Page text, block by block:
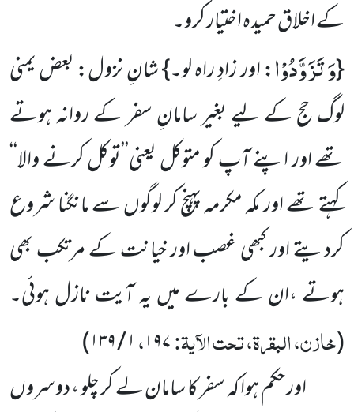
کے اخلاق حمیدہ اختیار کرو۔
{وَ تَزَوَّدُوْا: اور زادِ راہ لو۔} شانِ نزول: بعض یمنی
لوگ حج کے لیے بغیر سامانِ سفر کے روانہ ہوتے
تھے اور اپنے آپ کو متوکل یعنی’’توکل کرنے والا‘‘
کہتے تھے اور مکہ مکرمہ پہنچ کر لوگوں سے مانگنا شروع
کردیتے اور کبھی غصب اور خیانت کے مرتکب بھی
ہوتے ،ان کے بارے میں یہ آیت نازل ہوئی۔
(خازن، البقرۃ، تحت الآیۃ:۱۹۷،۱ / ۱۳۹
)
اور حکم ہوا کہ سفر کا سامان لے کر چلو ، دوسروں